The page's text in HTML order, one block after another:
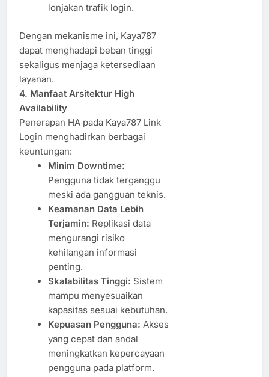
lonjakan trafik login.
Dengan mekanisme ini, Kaya787
dapat menghadapi beban tinggi
sekaligus menjaga ketersediaan
layanan.
4. Manfaat Arsitektur High
Availability
Penerapan HA pada Kaya787 Link
Login menghadirkan berbagai
keuntungan:
Minim Downtime:
Pengguna tidak terganggu
meski ada gangguan teknis.
Keamanan Data Lebih
Terjamin: Replikasi data
mengurangi risiko
kehilangan informasi
penting.
Skalabilitas Tinggi: Sistem
mampu menyesuaikan
kapasitas sesuai kebutuhan.
Kepuasan Pengguna: Akses
yang cepat dan andal
meningkatkan kepercayaan
pengguna pada platform.